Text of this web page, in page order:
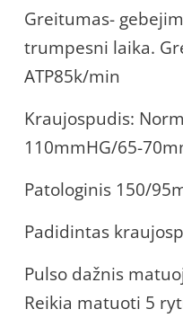
Greitumas-
trumpesni laika.
ATP85k/min
Kraujospudis:
110mmHG/65-
Patologinis 150/
Padidintas
Pulso dažnis
Reikia matuoti 5